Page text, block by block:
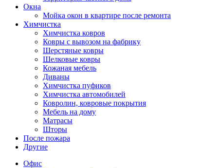
Окна
Мойка окон в квартире после ремонта
Химчистка
Химчистка ковров
Ковры с вывозом на фабрику
Шерстяные ковры
Шелковые ковры
Кожаная мебель
Диваны
Химчистка пуфиков
Химчистка автомобилей
Ковролин, ковровые покрытия
Мебель на дому
Матрасы
Шторы
После пожара
Другие
Офис